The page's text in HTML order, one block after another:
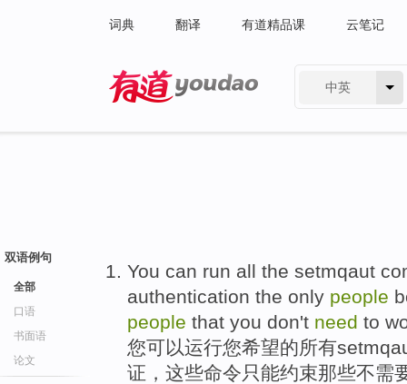
词典 翻译 有道精品课 云笔记
中英
双语例句
全部
口语
书面语
论文
You can run all the setmqaut
authentication the only people
people that you don't need to
您可以运行您希望的所有
证 ， 这些命令只能约束那些不需